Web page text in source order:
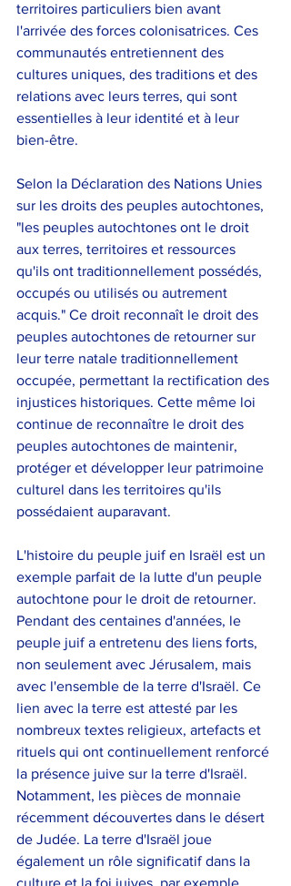
territoires particuliers bien avant
l'arrivée des forces colonisatrices. Ces
communautés entretiennent des
cultures uniques, des traditions et des
relations avec leurs terres, qui sont
essentielles à leur identité et à leur
bien-être.
Selon la Déclaration des Nations Unies
sur les droits des peuples autochtones,
"les peuples autochtones ont le droit
aux terres, territoires et ressources
qu'ils ont traditionnellement possédés,
occupés ou utilisés ou autrement
acquis." Ce droit reconnaît le droit des
peuples autochtones de retourner sur
leur terre natale traditionnellement
occupée, permettant la rectification des
injustices historiques. Cette même loi
continue de reconnaître le droit des
peuples autochtones de maintenir,
protéger et développer leur patrimoine
culturel dans les territoires qu'ils
possédaient auparavant.
L'histoire du peuple juif en Israël est un
exemple parfait de la lutte d'un peuple
autochtone pour le droit de retourner.
Pendant des centaines d'années, le
peuple juif a entretenu des liens forts,
non seulement avec Jérusalem, mais
avec l'ensemble de la terre d'Israël. Ce
lien avec la terre est attesté par les
nombreux textes religieux, artefacts et
rituels qui ont continuellement renforcé
la présence juive sur la terre d'Israël.
Notamment, les pièces de monnaie
récemment découvertes dans le désert
de Judée. La terre d'Israël joue
également un rôle significatif dans la
culture et la foi juives, par exemple